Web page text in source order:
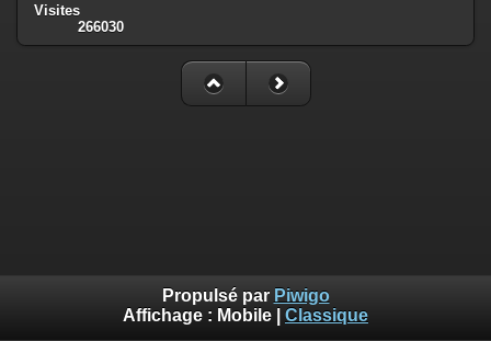
Visites
266030
Propulsé par Piwigo
Affichage : Mobile Classique